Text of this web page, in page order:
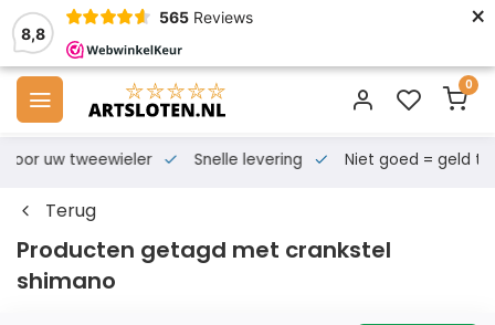
8,8
565 Reviews ×
0
voor uw tweewieler Snelle levering Niet goed = geld
Terug
Producten getagd met crankstel
shimano